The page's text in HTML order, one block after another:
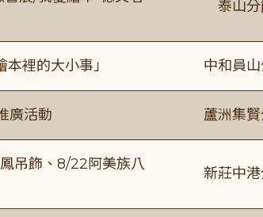
泰山
裡的大小事」 中和員
廣活動 蘆洲集
吊飾、8/22阿美族八
新莊中